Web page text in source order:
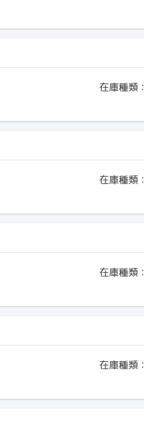
在庫種類：
在庫種類：
在庫種類：
在庫種類：